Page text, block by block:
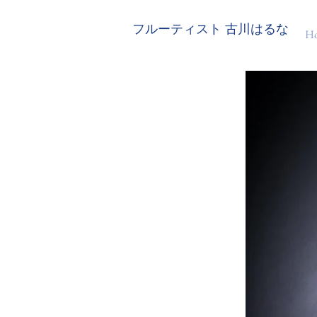
フルーティスト 古川はるな